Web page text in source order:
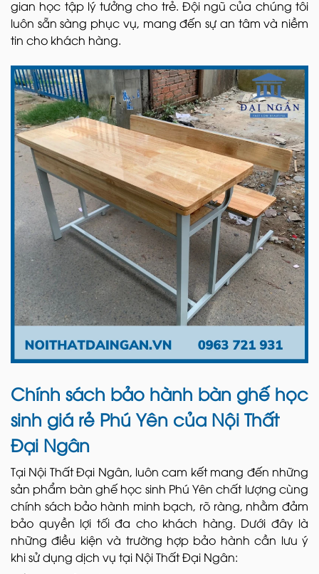
gian học tập lý tưởng cho trẻ. Đội ngũ của chúng tôi
luôn sẵn sàng phục vụ, mang đến sự an tâm và niềm
tin cho khách hàng.
Chính sách bảo hành bàn ghế học
sinh giá rẻ Phú Yên của Nội Thất
Đại Ngân
Tại Nội Thất Đại Ngân, luôn cam kết mang đến những
sản phẩm bàn ghế học sinh Phú Yên chất lượng cùng
chính sách bảo hành minh bạch, rõ ràng, nhằm đảm
bảo quyền lợi tối đa cho khách hàng. Dưới đây là
những điều kiện và trường hợp bảo hành cần lưu ý
khi sử dụng dịch vụ tại Nội Thất Đại Ngân: